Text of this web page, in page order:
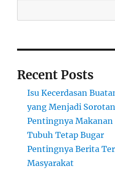
Recent Posts
Isu Kecerdasan
yang Menjadi
Pentingnya
Tubuh Tetap Bugar
Pentingnya Berita
Masyarakat